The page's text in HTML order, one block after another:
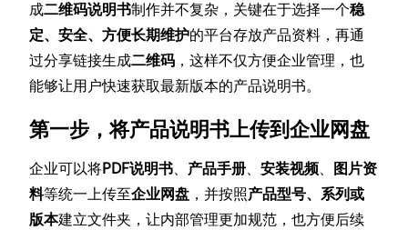
成二维码说明书制作并不复杂，关键在于选择一个稳
定、安全、方便长期维护的平台存放产品资料，再通
过分享链接生成二维码 ，这样不仅方便企业管理，也
能够让用户快速获取最新版本的产品说明书。
第一步，将产品说明书上传到企业网盘
企业可以将PDF说明书、 产品手册、安装视频、
图片资
料等统一上传至企业网盘 ，并按照产品型号、系列或
版本建立文件夹，让内部管理更加规范，也方便后续